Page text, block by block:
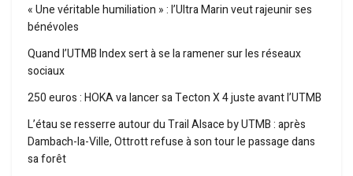
« Une véritable humiliation » : l’Ultra Marin veut rajeunir ses
bénévoles
Quand l’UTMB Index sert à se la ramener sur les réseaux
sociaux
250 euros : HOKA va lancer sa Tecton X 4 juste avant l’UTMB
L’étau se resserre autour du Trail Alsace by UTMB : après
Dambach-la-Ville, Ottrott refuse à son tour le passage dans
sa forêt